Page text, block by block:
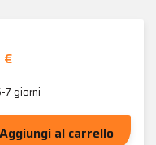
€
7 giorni
Aggiungi al carrello